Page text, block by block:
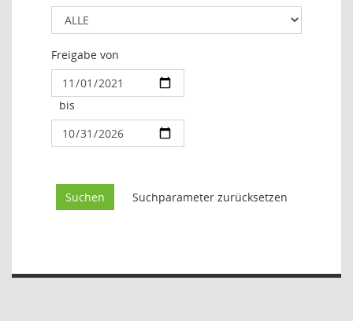
Freigabe von
bis